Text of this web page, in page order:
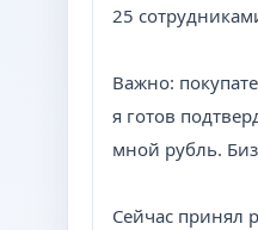
25
Важно:
я готов
мной рубль.
Сейчас принял